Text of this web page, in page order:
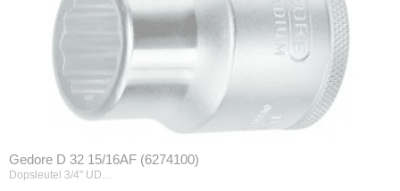
Gedore D 32 15/16AF (6274100)
Dopsleutel 3/4" UD…